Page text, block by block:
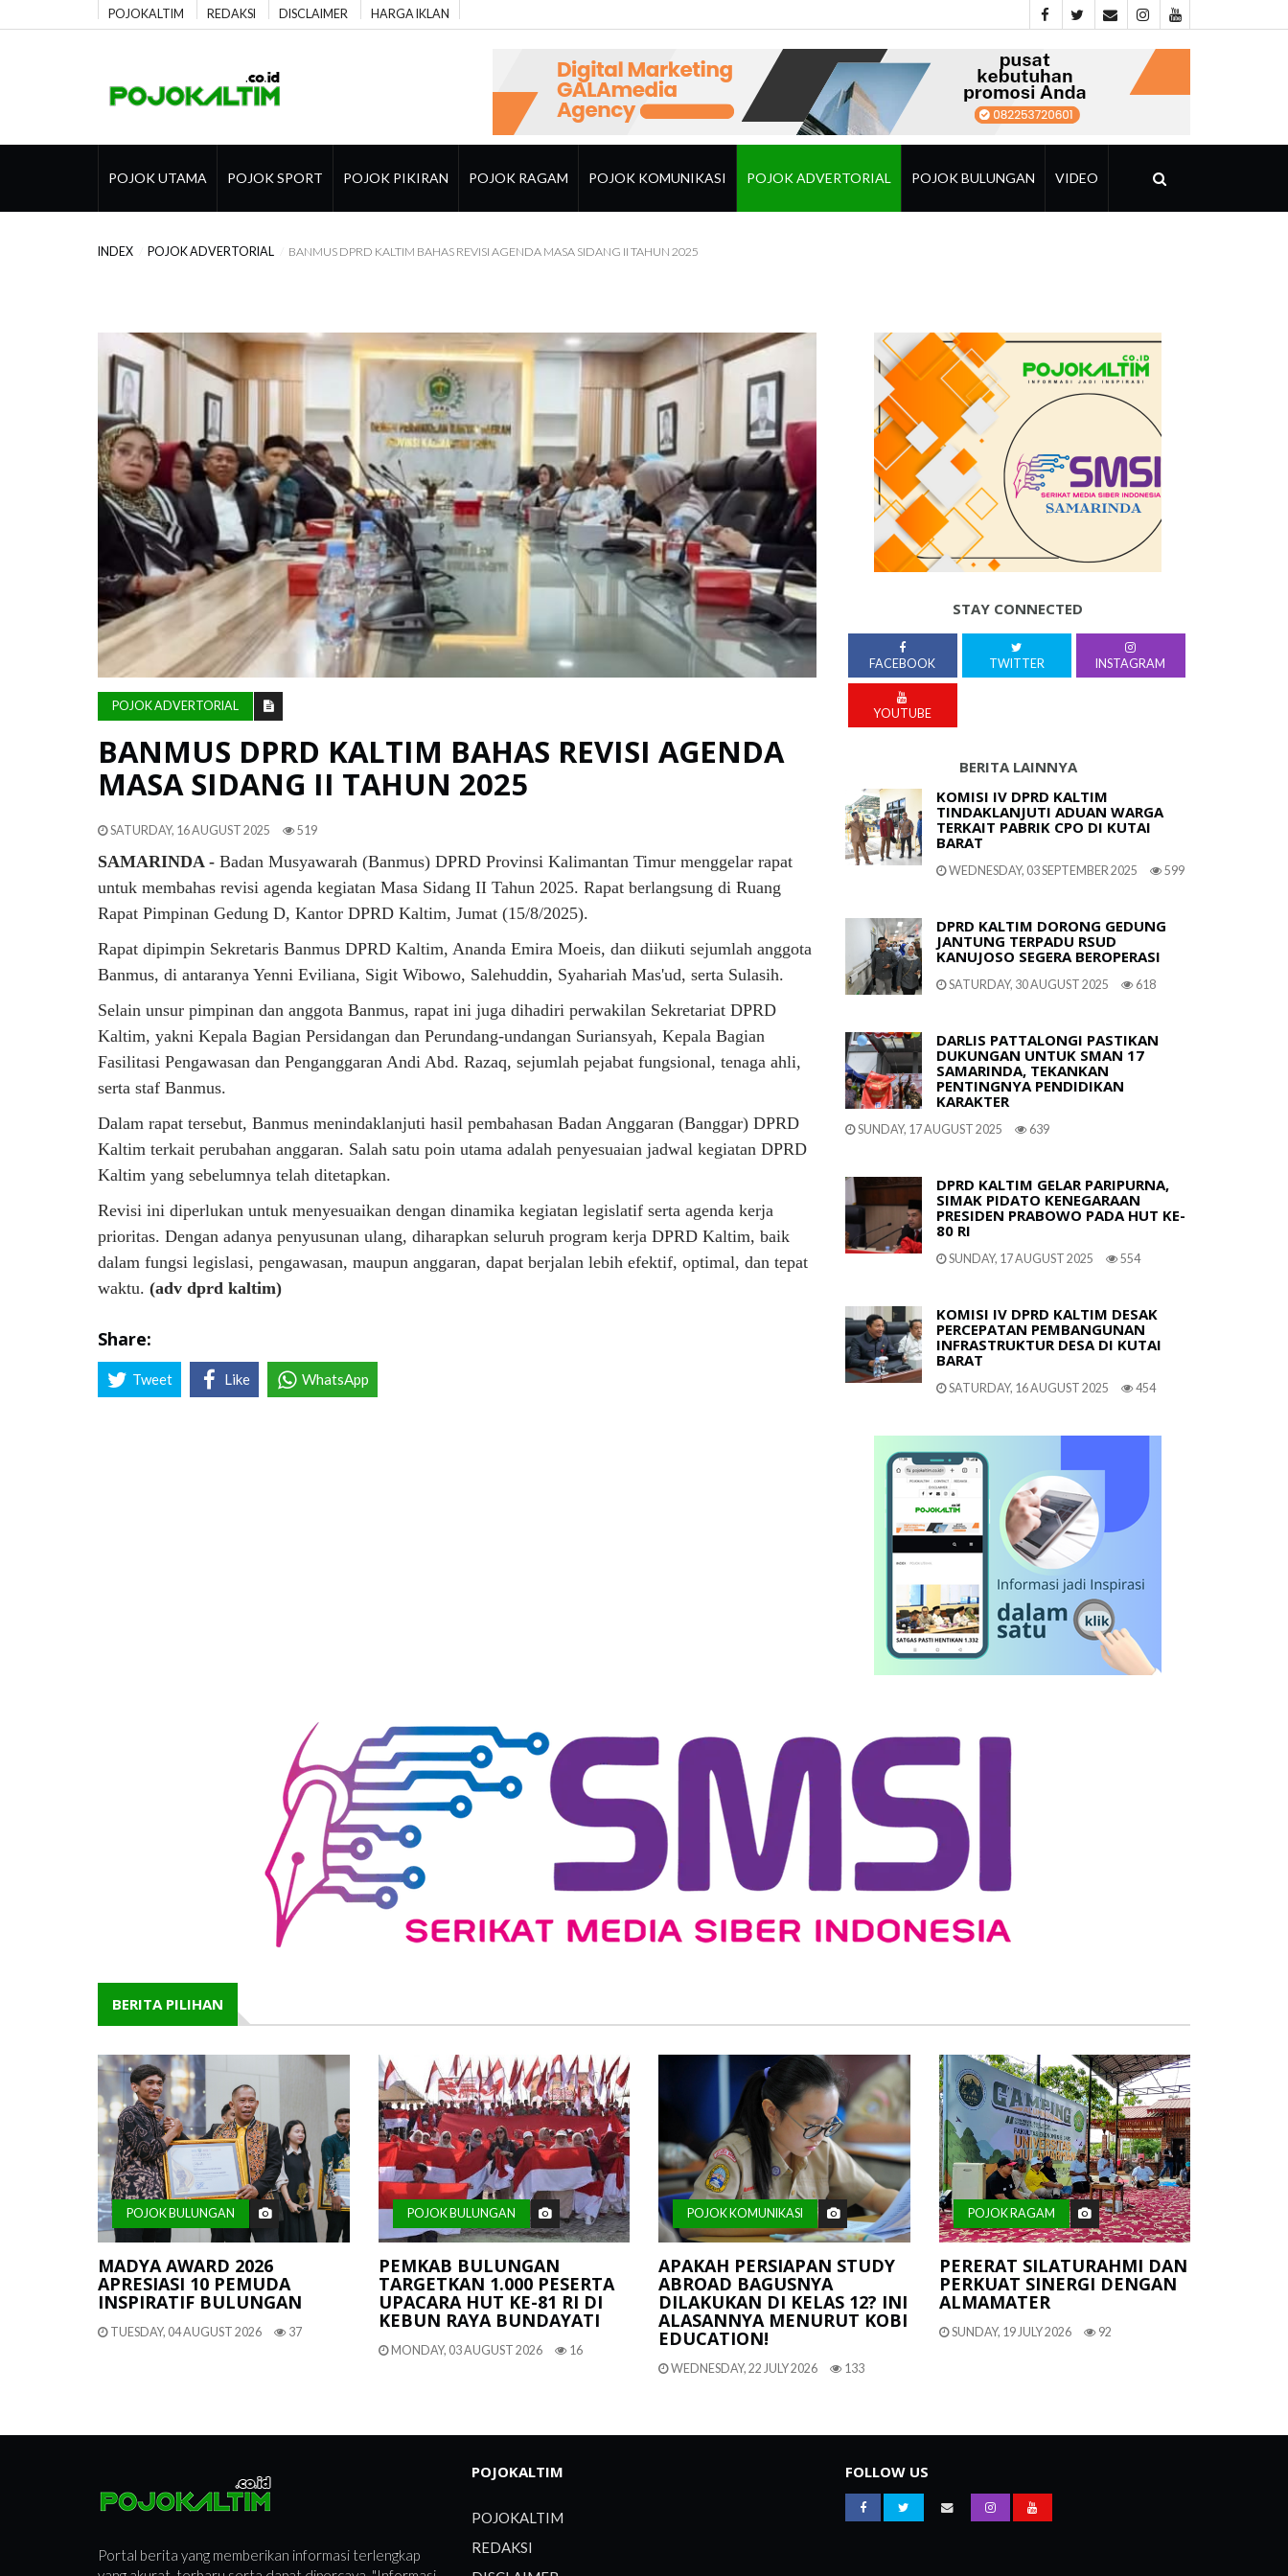
POJOKALTIM REDAKSI DISCLAIMER HARGA IKLAN
POJOK UTAMA POJOK SPORT POJOK PIKIRAN POJOK RAGAM POJOK KOMUNIKASI POJOK ADVERTORIAL POJOK BULUNGAN VIDEO
INDEX POJOK ADVERTORIAL BANMUS DPRD KALTIM BAHAS REVISI AGENDA MASA SIDANG II TAHUN 2025
POJOK ADVERTORIAL
BANMUS DPRD KALTIM BAHAS REVISI AGENDA
MASA SIDANG II TAHUN 2025
SATURDAY, 16 AUGUST 2025 519
SAMARINDA - Badan Musyawarah (Banmus) DPRD Provinsi Kalimantan Timur menggelar rapat
untuk membahas revisi agenda kegiatan Masa Sidang II Tahun 2025. Rapat berlangsung di Ruang
Rapat Pimpinan Gedung D, Kantor DPRD Kaltim, Jumat (15/8/2025).
Rapat dipimpin Sekretaris Banmus DPRD Kaltim, Ananda Emira Moeis, dan diikuti sejumlah anggota
Banmus, di antaranya Yenni Eviliana, Sigit Wibowo, Salehuddin, Syahariah Mas'ud, serta Sulasih.
Selain unsur pimpinan dan anggota Banmus, rapat ini juga dihadiri perwakilan Sekretariat DPRD
Kaltim, yakni Kepala Bagian Persidangan dan Perundang-undangan Suriansyah, Kepala Bagian
Fasilitasi Pengawasan dan Penganggaran Andi Abd. Razaq, sejumlah pejabat fungsional, tenaga ahli,
serta staf Banmus.
Dalam rapat tersebut, Banmus menindaklanjuti hasil pembahasan Badan Anggaran (Banggar) DPRD
Kaltim terkait perubahan anggaran. Salah satu poin utama adalah penyesuaian jadwal kegiatan DPRD
Kaltim yang sebelumnya telah ditetapkan.
Revisi ini diperlukan untuk menyesuaikan dengan dinamika kegiatan legislatif serta agenda kerja
prioritas. Dengan adanya penyusunan ulang, diharapkan seluruh program kerja DPRD Kaltim, baik
dalam fungsi legislasi, pengawasan, maupun anggaran, dapat berjalan lebih efektif, optimal, dan tepat
waktu. (adv dprd kaltim)
Share:
Tweet Like WhatsApp
STAY CONNECTED
FACEBOOK TWITTER INSTAGRAM
YOUTUBE
BERITA LAINNYA
KOMISI IV DPRD KALTIM
TINDAKLANJUTI ADUAN WARGA
TERKAIT PABRIK CPO DI KUTAI
BARAT
WEDNESDAY, 03 SEPTEMBER 2025 599
DPRD KALTIM DORONG GEDUNG
JANTUNG TERPADU RSUD
KANUJOSO SEGERA BEROPERASI
SATURDAY, 30 AUGUST 2025 618
DARLIS PATTALONGI PASTIKAN
DUKUNGAN UNTUK SMAN 17
SAMARINDA, TEKANKAN
PENTINGNYA PENDIDIKAN
KARAKTER
SUNDAY, 17 AUGUST 2025 639
DPRD KALTIM GELAR PARIPURNA,
SIMAK PIDATO KENEGARAAN
PRESIDEN PRABOWO PADA HUT KE-
80 RI
SUNDAY, 17 AUGUST 2025 554
KOMISI IV DPRD KALTIM DESAK
PERCEPATAN PEMBANGUNAN
INFRASTRUKTUR DESA DI KUTAI
BARAT
SATURDAY, 16 AUGUST 2025 454
BERITA PILIHAN
POJOK BULUNGAN
MADYA AWARD 2026
APRESIASI 10 PEMUDA
INSPIRATIF BULUNGAN
TUESDAY, 04 AUGUST 2026 37
POJOK BULUNGAN
PEMKAB BULUNGAN
TARGETKAN 1.000 PESERTA
UPACARA HUT KE-81 RI DI
KEBUN RAYA BUNDAYATI
MONDAY, 03 AUGUST 2026 16
POJOK KOMUNIKASI
APAKAH PERSIAPAN STUDY
ABROAD BAGUSNYA
DILAKUKAN DI KELAS 12? INI
ALASANNYA MENURUT KOBI
EDUCATION!
WEDNESDAY, 22 JULY 2026 133
POJOK RAGAM
PERERAT SILATURAHMI DAN
PERKUAT SINERGI DENGAN
ALMAMATER
SUNDAY, 19 JULY 2026 92
Portal berita yang memberikan informasi terlengkap
POJOKALTIM
POJOKALTIM
REDAKSI
FOLLOW US